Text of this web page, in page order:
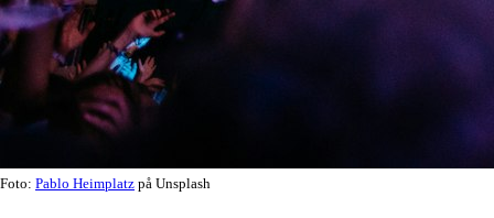
Foto: Pablo Heimplatz på Unsplash